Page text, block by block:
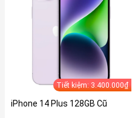
Tiết kiệm: 3.400.000₫
iPhone 14 Plus 128GB Cũ